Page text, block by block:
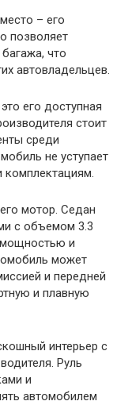
– его
позволяет
что
автовладельцев.
его доступная
стоит
среди
не уступает
комплектациям.
мотор. Седан
с объемом 3.3
мощностью и
может
и передней
и плавную
интерьер с
Руль
и
автомобилем